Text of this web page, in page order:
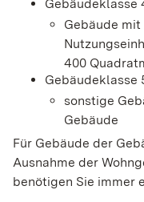
Gebäudeklasse
Gebäude mit
400
Gebäudeklasse
sonstige
Gebäude
Für Gebäude der
Ausnahme der
benötigen Sie immer